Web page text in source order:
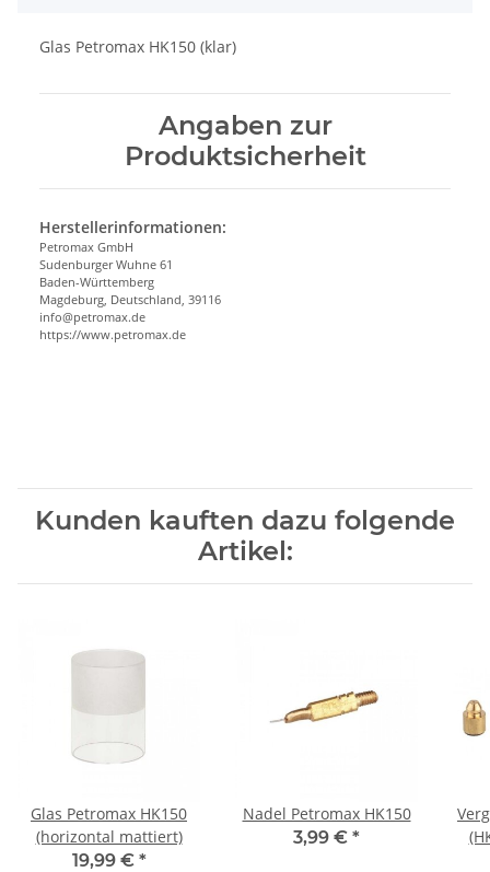
Glas Petromax HK150 (klar)
Angaben zur
Produktsicherheit
Herstellerinformationen:
Petromax GmbH
Sudenburger Wuhne 61
Baden-Württemberg
Magdeburg, Deutschland, 39116
info@petromax.de
https://www.petromax.de
Kunden kauften dazu folgende
Artikel:
Glas Petromax HK150
(horizontal mattiert)
19,99 € *
Nadel Petromax HK150
3,99 € *